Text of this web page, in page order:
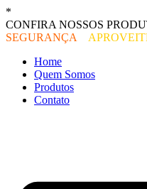
Ir
para
o
*
CONFIRA NOSSOS
SEGURANÇA
Home
Quem Somos
Produtos
Contato